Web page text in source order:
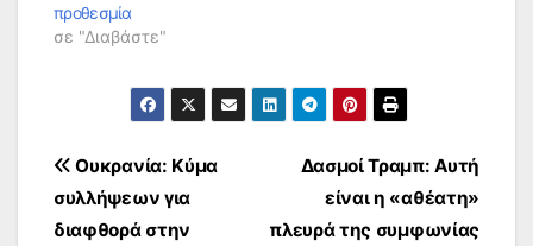
προθεσμία
σε "Διαβάστε"
Πλοήγηση
άρθρων
Δασμοί Τραμπ: Αυτή
είναι η «αθέατη»
πλευρά της συμφωνίας
Ουκρανία: Κύμα
συλλήψεων για
διαφθορά στην